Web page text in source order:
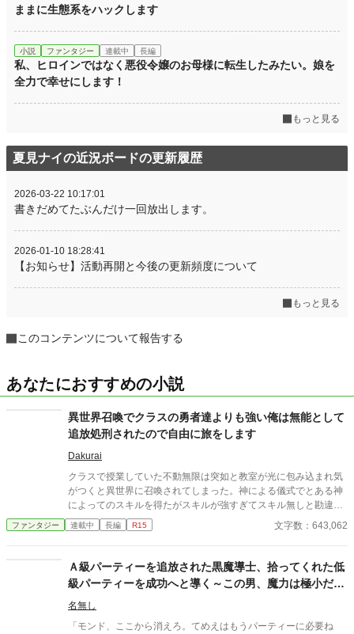
ままに生態系をハックします
小説 ファンタジー 連載中 長編
私、ヒロインではなく悪役令嬢のお母様に転生したみたい。娘を
全力で幸せにします！
もっと見る
夏見ナイの近況ボードの更新履歴
2026-03-22 10:17:01
書きだめてたぶんだけ一回放出します。
2026-01-10 18:28:41
【お知らせ】活動再開と今後の更新頻度について
もっと見る
このコンテンツについて報告する
あなたにおすすめの小説
異世界召喚でクラスの勇者達よりも強い俺は無能として
追放処刑されたので自由に旅をします
Dakurai
クラスで授業していた不動無限は突如と教室が光に包み込まれ気
がつくと異世界に召喚されてしまった。神による儀式でとある神
によってのスキルを得たがスキルが強すぎてスキル無しと勘違い
され更にはクラスメイトと王女による思惑で追放処刑に会ってし
まうしかし最強スキルと聖獣のカワウソによって難を逃れと思っ
スの中野蒼花そして異世界の仲間と共にこの世界を自由に旅をし
ます。 現在、第五章リード王国編
ファンタジー 連載中 長編 R15 文字数：643,062
Ａ級パーティーを追放された黒魔導士、拾ってくれた低
級パーティーを成功へと導く～この男、魔力は極小だが
戦闘勘が異次元の鋭さだった～
名無し
「モンド、ここから消えろ。てめえはもうパーティーに必要ね